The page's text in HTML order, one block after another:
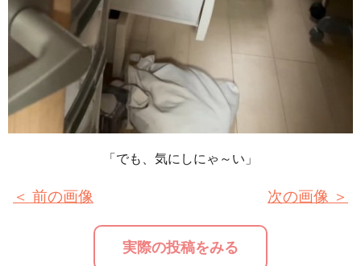
「でも、気にしにゃ～い」
＜ 前の画像
実際の投稿をみる
次の画像 ＞